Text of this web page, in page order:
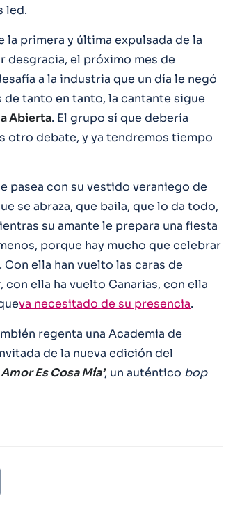
led.
la primera y última expulsada de la
desgracia, el próximo mes de
a la industria que un día le negó
tanto en tanto, la cantante sigue
Abierta. El grupo sí que debería
otro debate, y ya tendremos tiempo
pasea con su vestido veraniego de
se abraza, que baila, que lo da todo,
su amante le prepara una fiesta
porque hay mucho que celebrar
Con ella han vuelto las caras de
ella ha vuelto Canarias, con ella
va necesitado de su presencia.
regenta una Academia de
de la nueva edición del
Amor Es Cosa Mía’, un auténtico bop